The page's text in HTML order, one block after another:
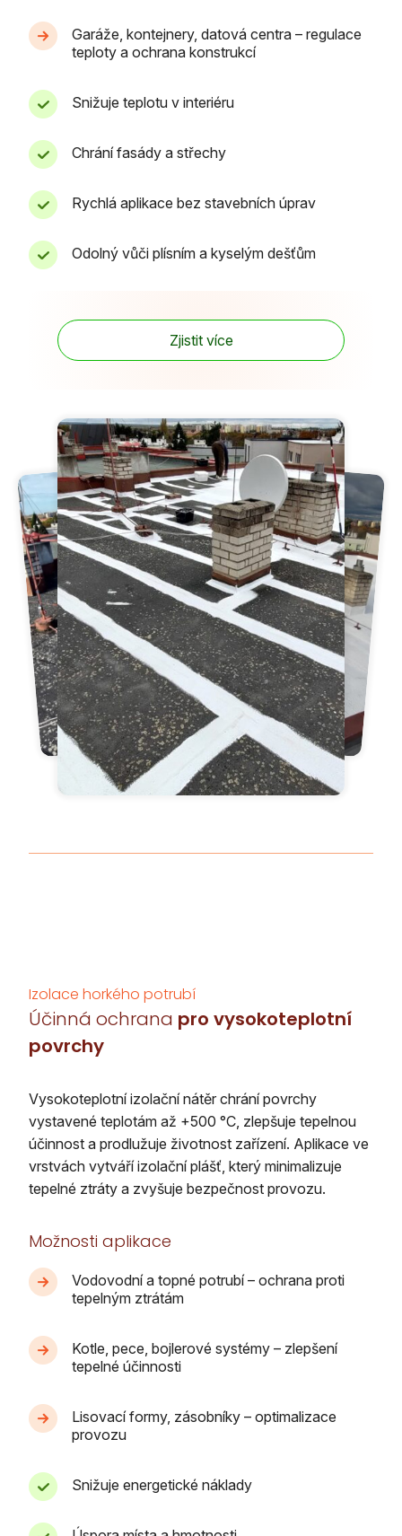
Garáže, kontejnery, datová centra – regulace
teploty a ochrana konstrukcí
Snižuje teplotu v interiéru
Chrání fasády a střechy
Rychlá aplikace bez stavebních úprav
Odolný vůči plísním a kyselým dešťům
Zjistit více
Izolace horkého potrubí
Účinná ochrana pro vysokoteplotní
povrchy
Vysokoteplotní izolační nátěr chrání povrchy
vystavené teplotám až +500 °C, zlepšuje tepelnou
účinnost a prodlužuje životnost zařízení. Aplikace ve
vrstvách vytváří izolační plášť, který minimalizuje
tepelné ztráty a zvyšuje bezpečnost provozu.
Možnosti aplikace
Vodovodní a topné potrubí – ochrana proti
tepelným ztrátám
Kotle, pece, bojlerové systémy – zlepšení
tepelné účinnosti
Lisovací formy, zásobníky – optimalizace
provozu
Snižuje energetické náklady